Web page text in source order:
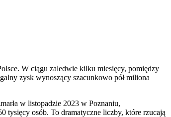
W ciągu zaledwie kilku miesięcy, pomiędzy
zysk wynoszący szacunkowo pół miliona
w listopadzie 2023 w Poznaniu,
tysięcy osób. To dramatyczne liczby, które rzucają